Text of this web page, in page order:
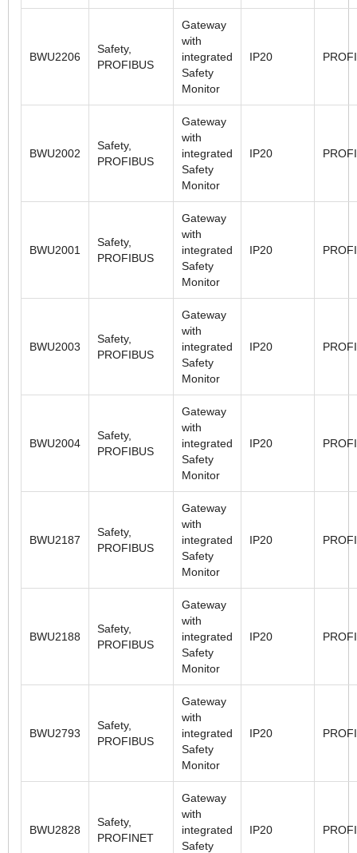
BWU2206
Safety,
PROFIBUS
Gateway
with
integrated
Safety
Monitor
IP20
BWU2002
Safety,
PROFIBUS
Gateway
with
integrated
Safety
Monitor
IP20
BWU2001
Safety,
PROFIBUS
Gateway
with
integrated
Safety
Monitor
IP20
BWU2003
Safety,
PROFIBUS
Gateway
with
integrated
Safety
Monitor
IP20
BWU2004
Safety,
PROFIBUS
Gateway
with
integrated
Safety
Monitor
IP20
BWU2187
Safety,
PROFIBUS
Gateway
with
integrated
Safety
Monitor
IP20
BWU2188
Safety,
PROFIBUS
Gateway
with
integrated
Safety
Monitor
IP20
BWU2793
Safety,
PROFIBUS
Gateway
with
integrated
Safety
Monitor
IP20
BWU2828
Safety,
PROFINET
Gateway
with
integrated
Safety
IP20